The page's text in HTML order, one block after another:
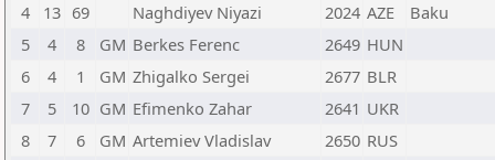
4
13 69 Naghdiyev Niyazi 2024 AZE
Baku
5
4 8 GM Berkes Ferenc 2649 HUN
6
4 1 GM Zhigalko Sergei 2677 BLR
7
5 10 GM Efimenko Zahar 2641 UKR
8
7 6 GM Artemiev Vladislav 2650 RUS